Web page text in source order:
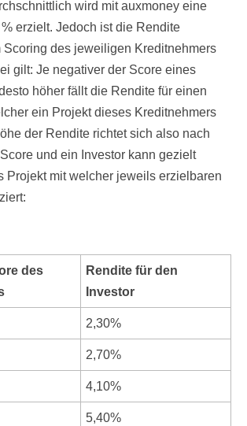
wird mit auxmoney eine
erzielt. Jedoch ist die Rendite
Scoring des jeweiligen Kreditnehmers
gilt: Je negativer der Score eines
höher fällt die Rendite für einen
ein Projekt dieses Kreditnehmers
der Rendite richtet sich also nach
und ein Investor kann gezielt
Projekt mit welcher jeweils erzielbaren
des
Rendite für den
Investor
2,30%
2,70%
4,10%
5,40%